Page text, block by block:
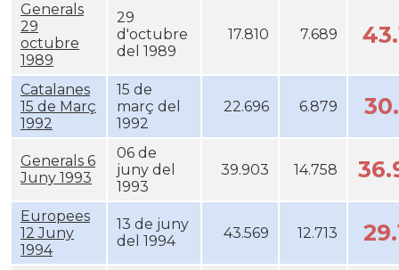
Generals
29
octubre
1989
29
d'octubre
del 1989
17.810 7.689
Catalanes
15 de Març
1992
15 de
març del
1992
22.696 6.879
Generals 6
Juny 1993
06 de
juny del
1993
39.903 14.758
Europees
12 Juny
1994
13 de juny
del 1994
43.569 12.713